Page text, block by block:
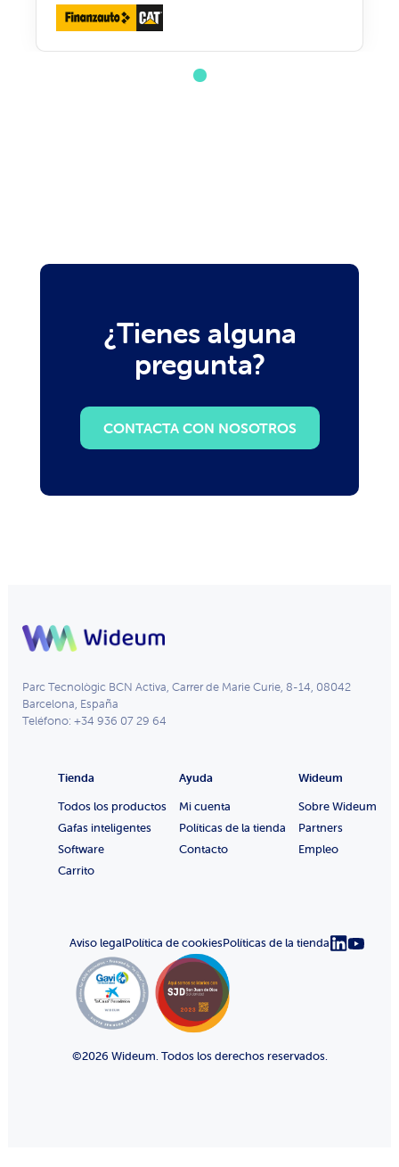
¿Tienes alguna
pregunta?
CONTACTA CON NOSOTROS
Parc Tecnològic BCN Activa, Carrer de Marie Curie, 8-14, 08042
Barcelona, España
Teléfono: +34 936 07 29 64
Tienda
Todos los productos
Gafas inteligentes
Software
Carrito
Ayuda
Mi cuenta
Políticas de la tienda
Contacto
Wideum
Sobre Wideum
Partners
Empleo
©2026 Wideum. Todos los derechos reservados.
Aviso legalPolítica de cookiesPolíticas de la tienda